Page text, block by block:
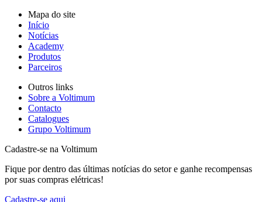
Mapa do site
Início
Notícias
Academy
Produtos
Parceiros
Outros links
Sobre a Voltimum
Contacto
Catalogues
Grupo Voltimum
Cadastre-se na Voltimum
Fique por dentro das últimas notícias do setor e ganhe recompensas
por suas compras elétricas!
Cadastre-se aqui